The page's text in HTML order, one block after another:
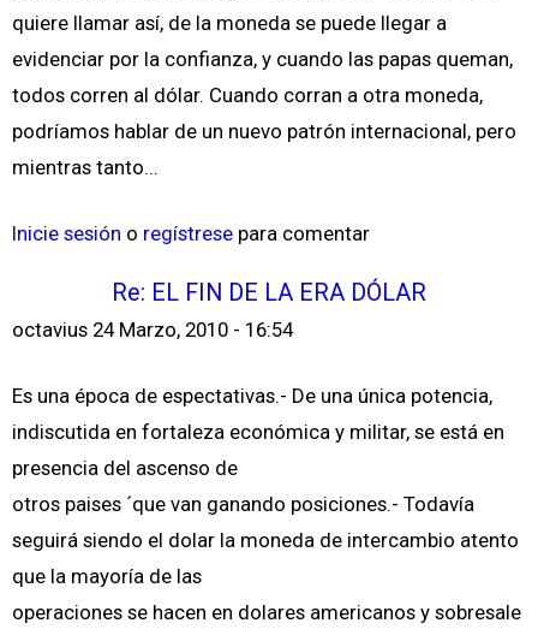
quiere llamar así, de la moneda se puede llegar a
evidenciar por la confianza, y cuando las papas queman,
todos corren al dólar. Cuando corran a otra moneda,
podríamos hablar de un nuevo patrón internacional, pero
mientras tanto...
Inicie sesión o regístrese para comentar
Re: EL FIN DE LA ERA DÓLAR
octavius 24 Marzo, 2010 - 16:54
Es una época de espectativas.- De una única potencia,
indiscutida en fortaleza económica y militar, se está en
presencia del ascenso de
otros paises ´que van ganando posiciones.- Todavía
seguirá siendo el dolar la moneda de intercambio atento
que la mayoría de las
operaciones se hacen en dolares americanos y sobresale